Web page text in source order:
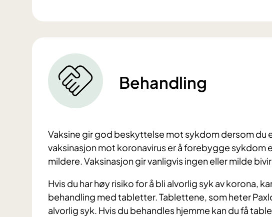
Behandling
Vaksine gir god beskyttelse mot sykdom dersom du
vaksinasjon mot koronavirus er å forebygge sykdom
mildere. Vaksinasjon gir vanligvis ingen eller milde
Hvis du har høy risiko for å bli alvorlig syk av korona,
behandling med tabletter. Tablettene, som heter
alvorlig syk. Hvis du behandles hjemme kan du få